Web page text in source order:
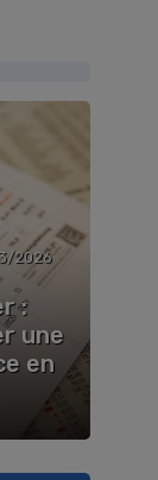
2026
:
une
en